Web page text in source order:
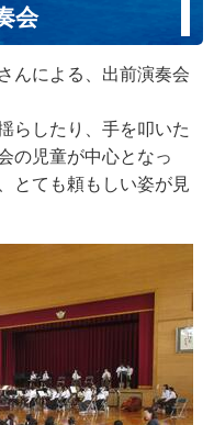
会
んによる、出前演奏会
らしたり、手を叩いた
の児童が中心となっ
とても頼もしい姿が見